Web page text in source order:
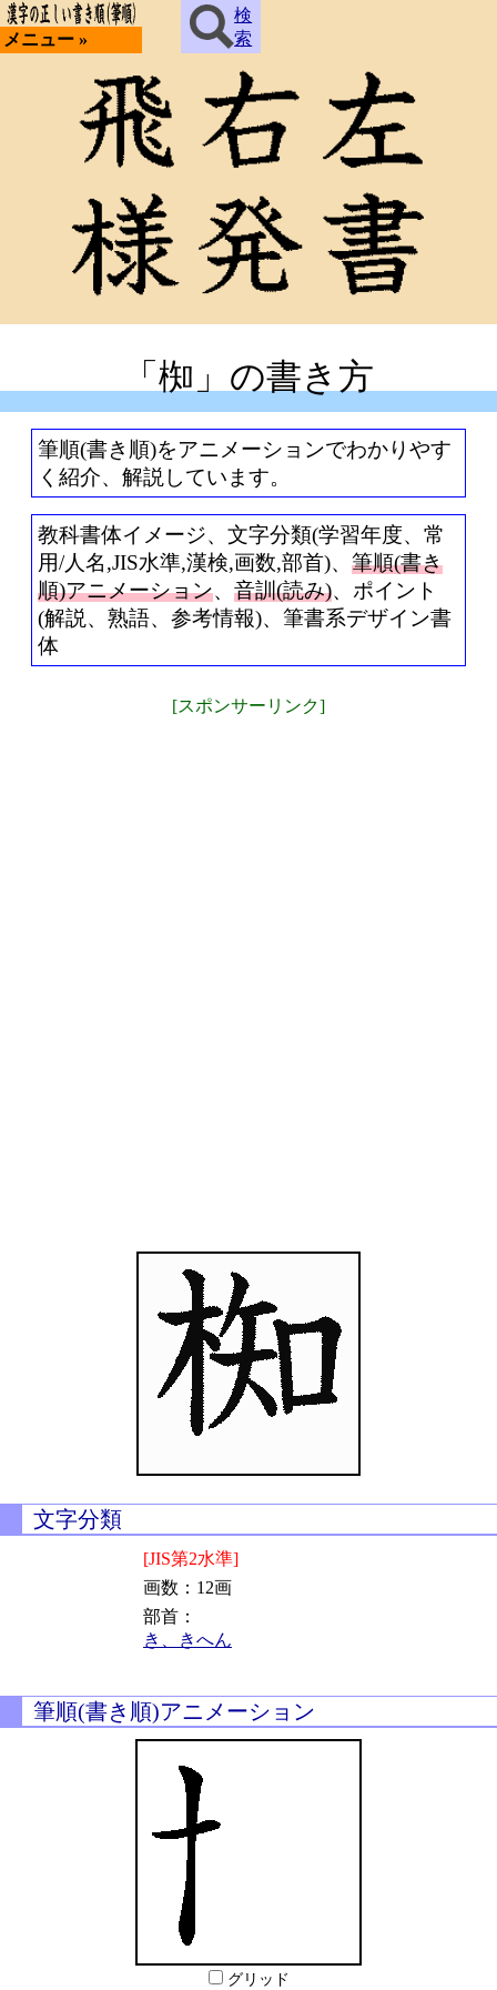
メニュー »
検
索
「椥」の書き方
筆順(書き順)をアニメーションでわかりやす
く紹介、解説しています。
教科書体イメージ、文字分類(学習年度、常
用/人名,JIS水準,漢検,画数,部首)、 筆順(書き
順)アニメーション、 音訓(読み)、ポイント
(解説、熟語、参考情報)、筆書系デザイン書
体
[スポンサーリンク]
文字分類
[JIS第2水準]
画数：12画
部首：
き、きへん
筆順(書き順)アニメーション
グリッド